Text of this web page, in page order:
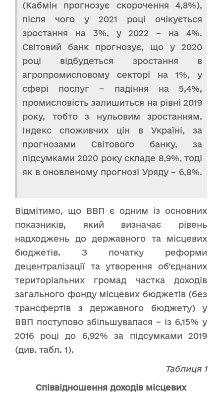
(Кабмін прогнозує скорочення 4,8%),
після чого у 2021 році очікується
зростання на 3%, у 2022 – на 4%.
Світовий банк прогнозує, що у 2020
році відбудеться зростання в
агропромисловому секторі на 1%, у
сфері послуг – падіння на 5,4%,
промисловість залишиться на рівні 2019
року, тобто з нульовим зростанням.
Індекс споживчих цін в Україні, за
прогнозами Світового банку, за
підсумками 2020 року складе 8,9%, тоді
як в оновленому прогнозі Уряду – 6,8%.
Відмітимо, що ВВП є одним із основних
показників, який визначає рівень
надходжень до державного та місцевих
бюджетів. З початку реформи
децентралізації та утворення об’єднаних
територіальних громад частка доходів
загального фонду місцевих бюджетів (без
трансфертів з державного бюджету) у
ВВП поступово збільшувалася – із 6,15% у
2016 році до 6,92% за підсумками 2019
(див. табл. 1).
Таблиця 1
Співвідношення доходів місцевих